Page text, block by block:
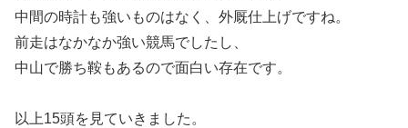
中間の時計も強いものはなく、外厩仕上げですね。
前走はなかなか強い競馬でしたし、
中山で勝ち鞍もあるので面白い存在です。
以上15頭を見ていきました。